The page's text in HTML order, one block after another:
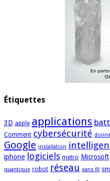
Étiquettes
3D apple applications
Comment cybersécurité
Google installation
iphone logiciels metro Microsoft
quantique robot réseau sans fil